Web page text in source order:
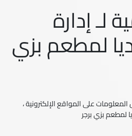
لـ إدارة
لمطعم بزي
على المواقع الإلكترونية ،
لمطعم بزي برجر